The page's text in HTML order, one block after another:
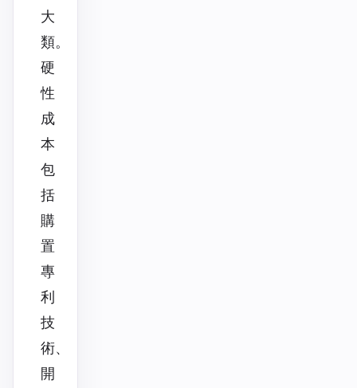
大
類。
硬
性
成
本
包
括
購
置
專
利
技
術、
開